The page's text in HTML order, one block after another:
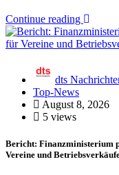
Continue reading
dts
Top-News
August 8, 2026
5 views
Bericht: Finanzministerium
Vereine und